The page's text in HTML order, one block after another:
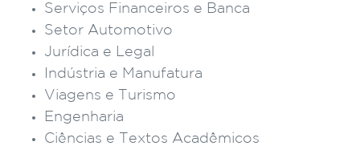
Serviços Financeiros e Banca
Setor Automotivo
Jurídica e Legal
Indústria e Manufatura
Viagens e Turismo
Engenharia
Ciências e Textos Acadêmicos